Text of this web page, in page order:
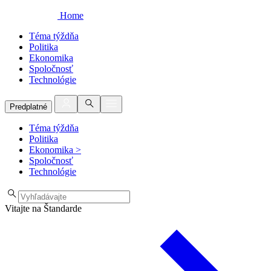
Home
Téma týždňa
Politika
Ekonomika
Spoločnosť
Technológie
Predplatné
Téma týždňa
Politika
Ekonomika >
Spoločnosť
Technológie
Vitajte na Štandarde